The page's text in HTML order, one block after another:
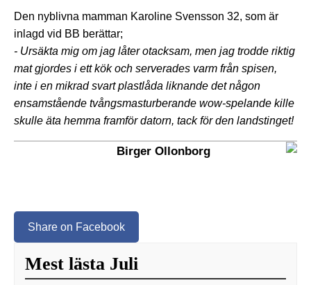
Den nyblivna mamman Karoline Svensson 32, som är
inlagd vid BB berättar;
- Ursäkta mig om jag låter otacksam, men jag trodde riktig
mat gjordes i ett kök och serverades varm från spisen,
inte i en mikrad svart plastlåda liknande det någon
ensamstående tvångsmasturberande wow-spelande kille
skulle äta hemma framför datorn, tack för den landstinget!
Birger Ollonborg
Share on Facebook
Mest lästa Juli